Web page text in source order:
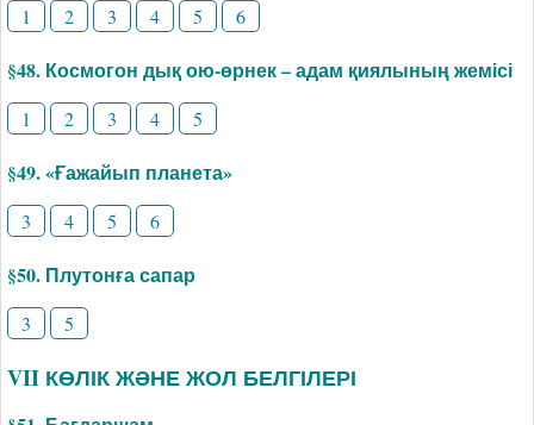
1 2 3 4 5 6
§48. Космогон дық ою-өрнек – адам қиялының жемісі
1 2 3 4 5
§49. «Ғажайып планета»
3 4 5 6
§50. Плутонға сапар
3 5
VII КӨЛІК ЖӘНЕ ЖОЛ БЕЛГІЛЕРІ